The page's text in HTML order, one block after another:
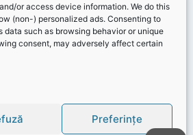
or access device information. We do this
(non-) personalized ads. Consenting to
such as browsing behavior or unique
consent, may adversely affect certain
Preferințe